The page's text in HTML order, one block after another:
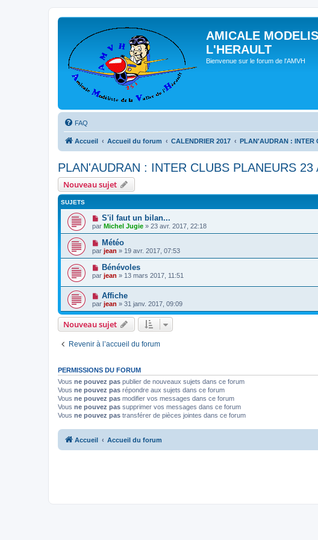
AMICALE
L'HERAULT
Bienvenue sur le forum de l'AMVH
FAQ
Accueil Accueil du forum CALENDRIER 2017 PLAN'AUDRAN : INTER
PLAN'AUDRAN : INTER CLUBS PLANEURS 23
Nouveau sujet
SUJETS
S'il faut un bilan...
par Michel Jugie » 23 avr. 2017, 22:18
Météo
par jean » 19 avr. 2017, 07:53
Bénévoles
par jean » 13 mars 2017, 11:51
Affiche
par jean » 31 janv. 2017, 09:09
Nouveau sujet
Revenir à l’accueil du forum
PERMISSIONS DU FORUM
Vous ne pouvez pas publier de nouveaux sujets dans ce forum
Vous ne pouvez pas répondre aux sujets dans ce forum
Vous ne pouvez pas modifier vos messages dans ce forum
Vous ne pouvez pas supprimer vos messages dans ce forum
Vous ne pouvez pas transférer de pièces jointes dans ce forum
Accueil Accueil du forum